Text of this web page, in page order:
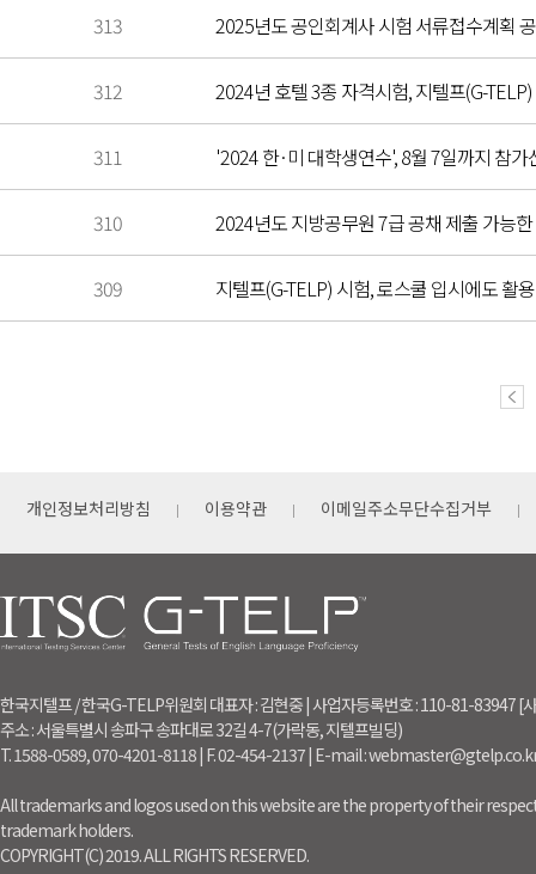
313 2025년도 공인회계사 시험 서류접수계획
312 2024년 호텔 3종 자격시험, 지텔프(G-
311 '2024 한·미 대학생연수', 8월 7일까지 참가
310 2024년도 지방공무원 7급 공채 제출 가능
309 지텔프(G-TELP) 시험, 로스쿨 입시에도 활
개인정보처리방침 이용약관 이메일주소무단수집거부
한국지텔프 / 한국G-TELP위원회 대표자 : 김현중 | 사업자등록번호 : 110-81-83947
주소 : 서울특별시 송파구 송파대로 32길 4-7(가락동, 지텔프빌딩)
T. 1588-0589, 070-4201-8118 | F. 02-454-2137 | E-mail :
All trademarks and logos used on this website are the property of their
trademark holders.
COPYRIGHT(C) 2019. ALL RIGHTS RESERVED.